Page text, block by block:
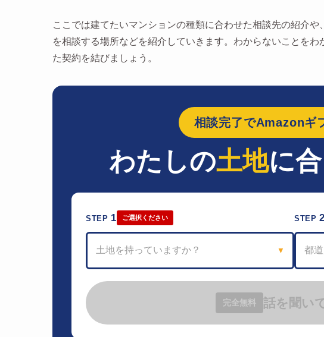
ここでは建てたいマンションの種類に合わせた相談先の紹介
を相談する場所などを紹介していきます。わからないことを
た契約を結びましょう。
相談完了でAmazonギ
わたしの土地に合
STEP 1 ご選択ください
土地を持っていますか？ ▼
STEP2
都
完全無料 話を聞い